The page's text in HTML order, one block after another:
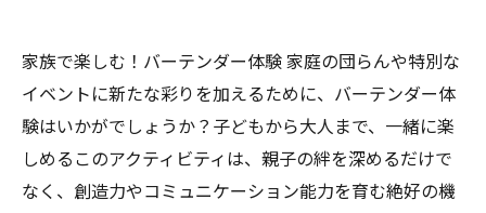
家族で楽しむ！バーテンダー体験 家庭の団らんや特別な
イベントに新たな彩りを加えるために、バーテンダー体
験はいかがでしょうか？子どもから大人まで、一緒に楽
しめるこのアクティビティは、親子の絆を深めるだけで
なく、創造力やコミュニケーション能力を育む絶好の機